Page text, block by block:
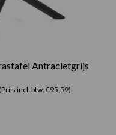
Antracietgrijs
(Prijs incl. btw: €95,59)